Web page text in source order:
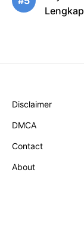
Lengkap
Disclaimer
DMCA
Contact
About